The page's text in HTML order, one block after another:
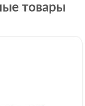
товары